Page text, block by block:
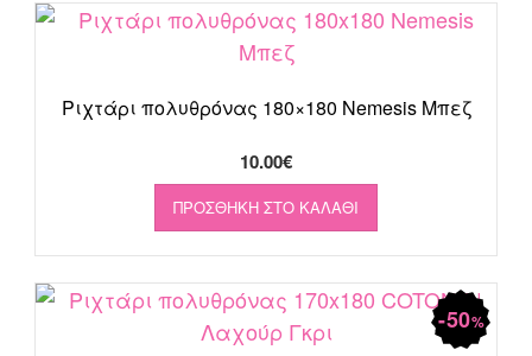
Ριχτάρι πολυθρόνας 180×180 Nemesis Μπεζ
10.00€
ΠΡΟΣΘΉΚΗ ΣΤΟ ΚΑΛΆΘΙ
50%